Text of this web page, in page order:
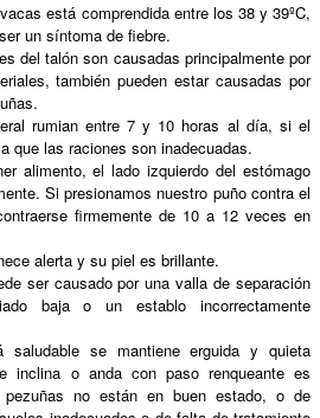
está comprendida entre los 38 y 39ºC,
un síntoma de fiebre.
del talón son causadas principalmente por
también pueden estar causadas por
rumian entre 7 y 10 horas al día, si el
que las raciones son inadecuadas.
alimento, el lado izquierdo del estómago
Si presionamos nuestro puño contra el
firmemente de 10 a 12 veces en
alerta y su piel es brillante.
ser causado por una valla de separación
baja o un establo incorrectamente
saludable se mantiene erguida y quieta
inclina o anda con paso renqueante es
no están en buen estado, o de